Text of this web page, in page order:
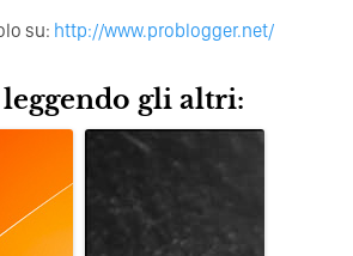
su: http://www.problogger.net/
leggendo gli altri: